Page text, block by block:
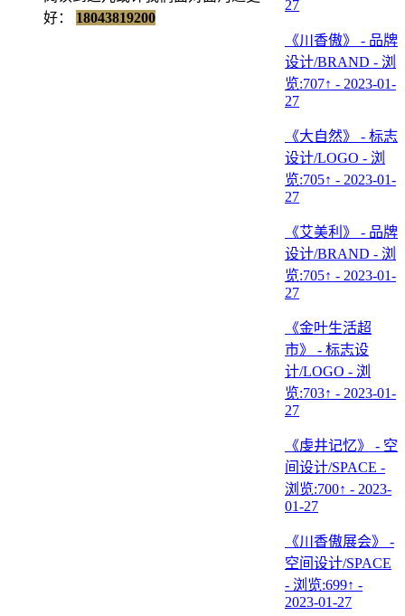
好：
18043819200
27
《川香傲》 - 品牌
设计/BRAND - 浏
览:707↑ - 2023-01-
27
《大自然》 - 标志
设计/LOGO - 浏
览:705↑ - 2023-01-
27
《艾美利》 - 品牌
设计/BRAND - 浏
览:705↑ - 2023-01-
27
《金叶生活超
市》 - 标志设
计/LOGO - 浏
览:703↑ - 2023-01-
27
《虔井记忆》 - 空
间设计/SPACE -
浏览:700↑ - 2023-
01-27
《川香傲展会》 -
空间设计/SPACE
- 浏览:699↑ -
2023-01-27